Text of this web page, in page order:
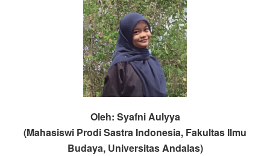
Oleh: Syafni Aulyya
(Mahasiswi Prodi Sastra Indonesia, Fakultas Ilmu
Budaya, Universitas Andalas)